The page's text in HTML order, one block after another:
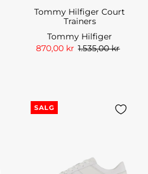
Tommy Hilfiger Court
Trainers
Tommy Hilfiger
870,00 kr 1.535,00 kr
SALG